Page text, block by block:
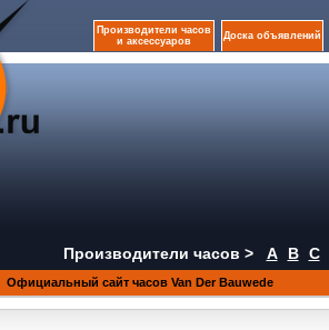
Производители часов
и аксессуаров
Доска объявлений
Производители часов > A B C
Официальный сайт часов Van Der Bauwede